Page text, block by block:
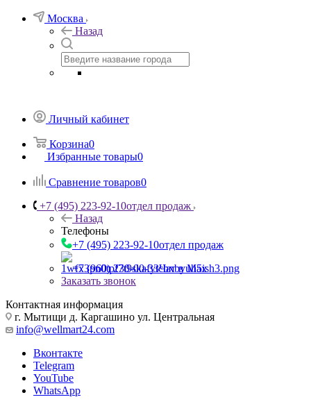
Москва
Назад
Личный кабинет
Корзина0
Избранные товары0
Сравнение товаров0
+7 (495) 223-92-10отдел продаж
Назад
Телефоны
+7 (495) 223-92-10отдел продаж
+7 (960) 230-00-33Чат в Max
Заказать звонок
Контактная информация
г. Мытищи д. Каргашино ул. Центральная
info@wellmart24.com
Вконтакте
Telegram
YouTube
WhatsApp